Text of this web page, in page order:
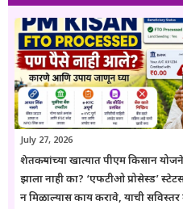
पोहोचवणे हा आहे. प्रकाशित
जातो. अधिकृत निर्णयामध्ये
येतात. या संकेतस्थळावरील माहिती ही केवळ जनजागृती आणि मार्गदर्शनाच्या
उद्देशाने प्रकाशित केली जाते.
संबंधित विभागाच्या अधिकृत
पडताळणी करण्याचा सल्ला दिला
July 27, 2026
शेतकऱ्यांच्या खात्यात पीएम किसान
झाला नाही का? ‘एफटीओ प्रोसेस्ड’
न मिळाल्यास काय करावे, याची सविस्तर